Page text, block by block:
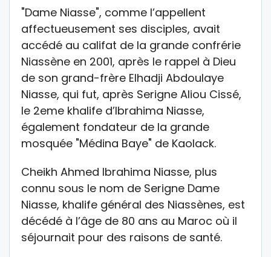
"Dame Niasse", comme l’appellent
affectueusement ses disciples, avait
accédé au califat de la grande confrérie
Niassène en 2001, après le rappel à Dieu
de son grand-frère Elhadji Abdoulaye
Niasse, qui fut, après Serigne Aliou Cissé,
le 2eme khalife d’Ibrahima Niasse,
également fondateur de la grande
mosquée "Médina Baye" de Kaolack.
Cheikh Ahmed Ibrahima Niasse, plus
connu sous le nom de Serigne Dame
Niasse, khalife général des Niassènes, est
décédé à l’âge de 80 ans au Maroc où il
séjournait pour des raisons de santé.